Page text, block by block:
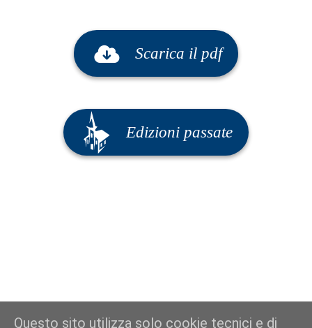
Scarica il pdf
Edizioni passate
Questo sito utilizza solo cookie tecnici e di